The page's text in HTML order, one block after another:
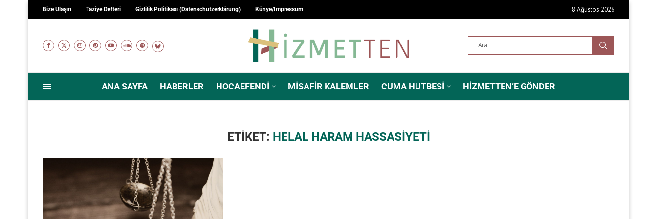
Bize Ulaşın Taziye Defteri Gizlilik Politikası (Datenschutzerklärung) Künye/Impressum 8 Ağustos 2026
ANA SAYFA HABERLER HOCAEFENDI MISAFIR KALEMLER CUMA HUTBESI HIZMETTEN’E GÖNDER
ETIKET: HELAL HARAM HASSASIYETI